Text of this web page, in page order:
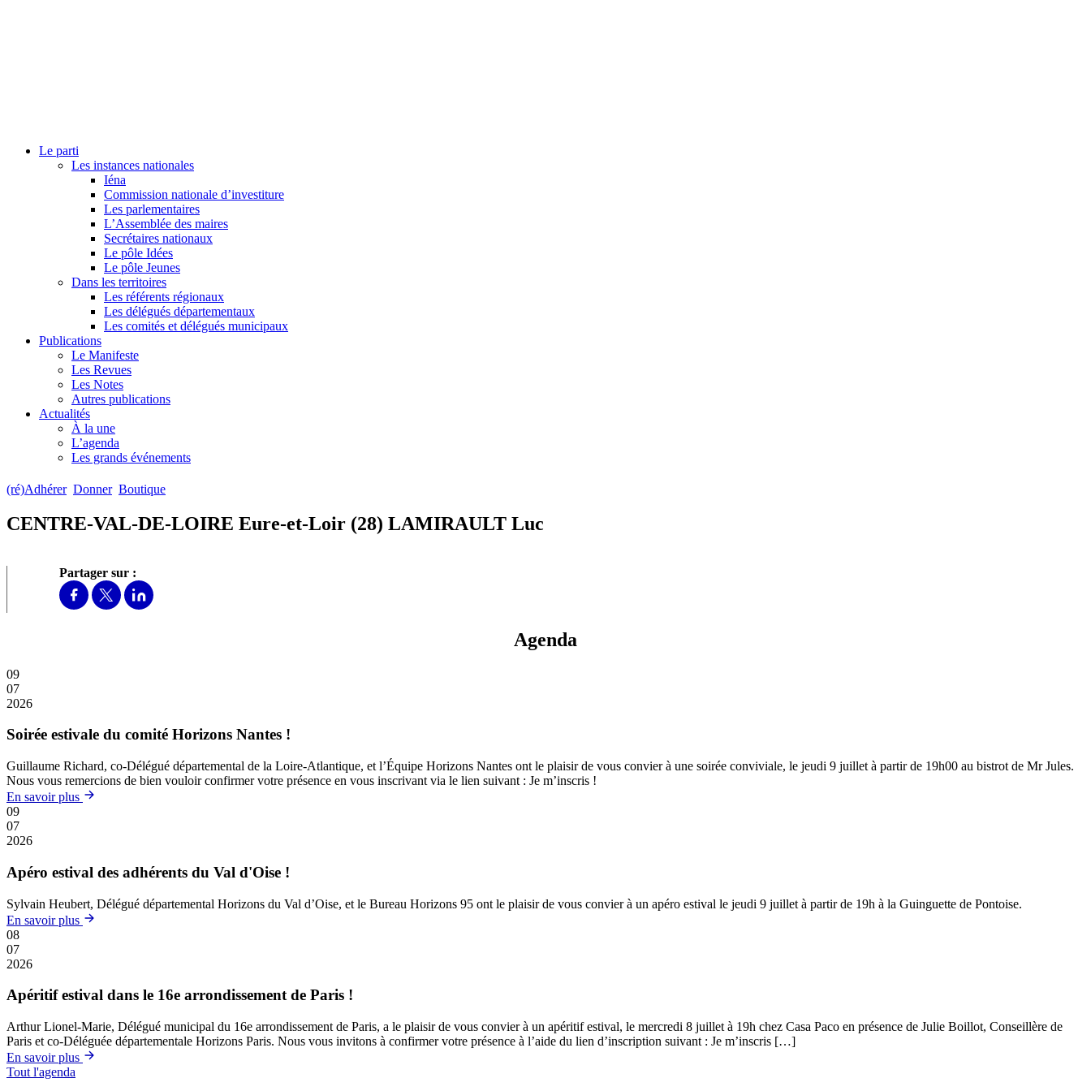
Le parti
Les instances nationales
Iéna
Commission nationale d’investiture
Les parlementaires
L’Assemblée des maires
Secrétaires nationaux
Le pôle Idées
Le pôle Jeunes
Dans les territoires
Les référents régionaux
Les délégués départementaux
Les comités et délégués municipaux
Publications
Le Manifeste
Les Revues
Les Notes
Autres publications
Actualités
À la une
L’agenda
Les grands événements
(ré)Adhérer Donner Boutique
CENTRE-VAL-DE-LOIRE Eure-et-Loir (28) LAMIRAULT Luc
Partager sur :
Agenda
09
07
2026
Soirée estivale du comité Horizons Nantes !
Guillaume Richard, co-Délégué départemental de la Loire-Atlantique, et l’Équipe Horizons Nantes ont le plaisir de vous convier à une soirée conviviale, le jeudi 9 juillet à partir de 19h00 au bistrot de Mr Jules.
Nous vous remercions de bien vouloir confirmer votre présence en vous inscrivant via le lien suivant : Je m’inscris !
En savoir plus
09
07
2026
Apéro estival des adhérents du Val d'Oise !
Sylvain Heubert, Délégué départemental Horizons du Val d’Oise, et le Bureau Horizons 95 ont le plaisir de vous convier à un apéro estival le jeudi 9 juillet à partir de 19h à la Guinguette de Pontoise.
En savoir plus
08
07
2026
Apéritif estival dans le 16e arrondissement de Paris !
Arthur Lionel-Marie, Délégué municipal du 16e arrondissement de Paris, a le plaisir de vous convier à un apéritif estival, le mercredi 8 juillet à 19h chez Casa Paco en présence de Julie Boillot, Conseillère de
Paris et co-Déléguée départementale Horizons Paris. Nous vous invitons à confirmer votre présence à l’aide du lien d’inscription suivant : Je m’inscris […]
En savoir plus
Tout l'agenda